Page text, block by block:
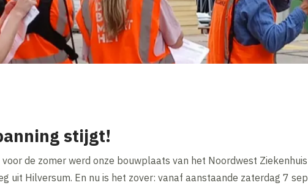
stijgt!
voor de zomer werd onze bouwplaats van het Noordwest
uit Hilversum. En nu is het zover: vanaf aanstaande zaterdag 7